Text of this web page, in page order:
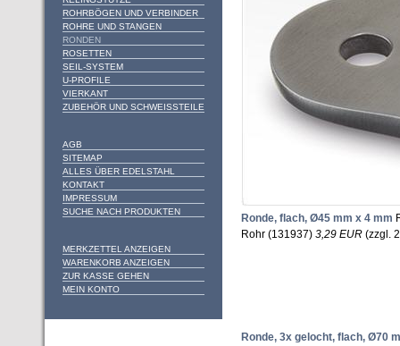
ROHRBÖGEN UND VERBINDER
ROHRE UND STANGEN
RONDEN
ROSETTEN
SEIL-SYSTEM
U-PROFILE
VIERKANT
ZUBEHÖR UND SCHWEISSTEILE
AGB
SITEMAP
ALLES ÜBER EDELSTAHL
KONTAKT
IMPRESSUM
SUCHE NACH PRODUKTEN
MERKZETTEL ANZEIGEN
WARENKORB ANZEIGEN
ZUR KASSE GEHEN
MEIN KONTO
Ronde, flach, Ø45 mm x 4 mm
Rohr (131937) 3,29 EUR (zzgl.
Ronde, 3x gelocht, flach, Ø70